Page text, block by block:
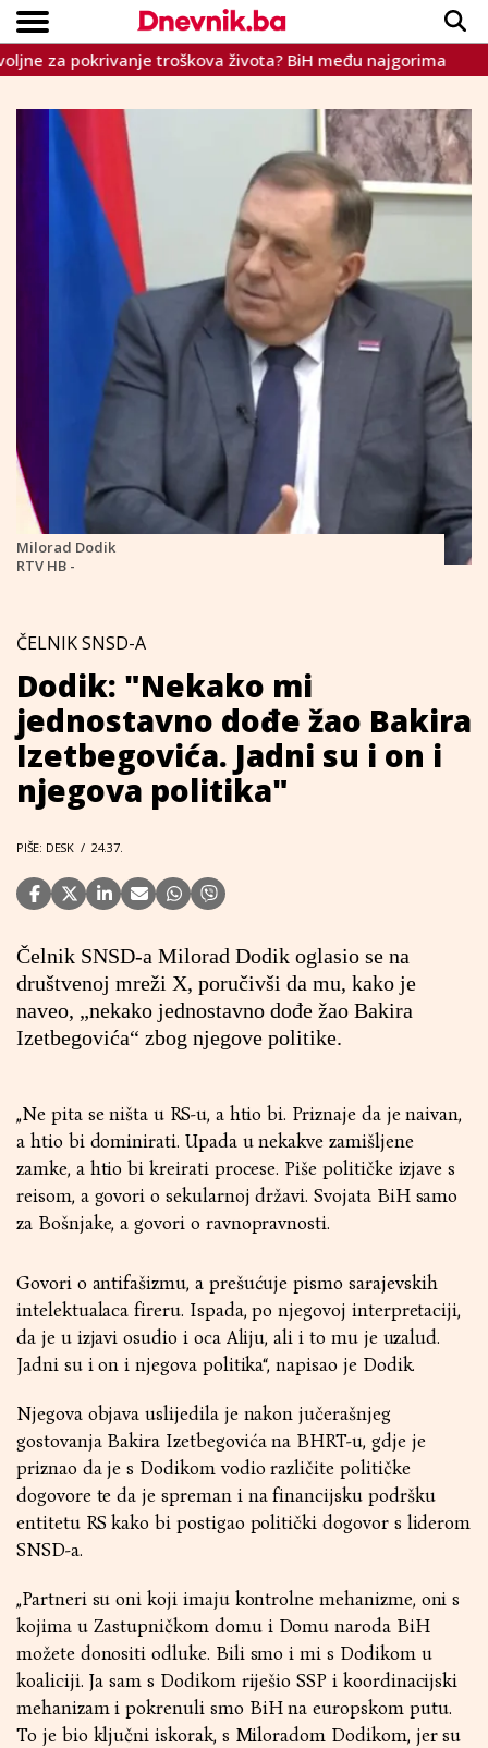
VIJESTI
SPORT
INTERVIEW
TEME
CRNA KRONIKA
LIFESTYLE
Copyright © Dnevnik.ba 2023.
pokrivanje troškova života? BiH među najgorima U
Milorad Dodik
RTV HB -
ČELNIK SNSD-A
Dodik: "Nekako mi
jednostavno dođe žao Bakira
Izetbegovića. Jadni su i on i
njegova politika"
PIŠE: DESK / 24.37.
Čelnik SNSD-a Milorad Dodik oglasio se na
društvenoj mreži X, poručivši da mu, kako je
naveo, „nekako jednostavno dođe žao Bakira
Izetbegovića“ zbog njegove politike.
„Ne pita se ništa u RS-u, a htio bi. Priznaje da je naivan,
a htio bi dominirati. Upada u nekakve zamišljene
zamke, a htio bi kreirati procese. Piše političke izjave s
reisom, a govori o sekularnoj državi. Svojata BiH samo
za Bošnjake, a govori o ravnopravnosti.
Govori o antifašizmu, a prešućuje pismo sarajevskih
intelektualaca fireru. Ispada, po njegovoj interpretaciji,
da je u izjavi osudio i oca Aliju, ali i to mu je uzalud.
Jadni su i on i njegova politika“, napisao je Dodik.
Njegova objava uslijedila je nakon jučerašnjeg
gostovanja Bakira Izetbegovića na BHRT-u, gdje je
priznao da je s Dodikom vodio različite političke
dogovore te da je spreman i na financijsku podršku
entitetu RS kako bi postigao politički dogovor s liderom
SNSD-a.
„Partneri su oni koji imaju kontrolne mehanizme, oni s
kojima u Zastupničkom domu i Domu naroda BiH
možete donositi odluke. Bili smo i mi s Dodikom u
koaliciji. Ja sam s Dodikom riješio SSP i koordinacijski
mehanizam i pokrenuli smo BiH na europskom putu.
To je bio ključni iskorak, s Miloradom Dodikom, jer su